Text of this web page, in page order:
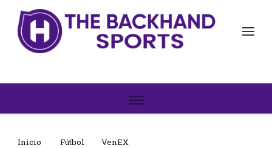
Inicio Fútbol
VenEX